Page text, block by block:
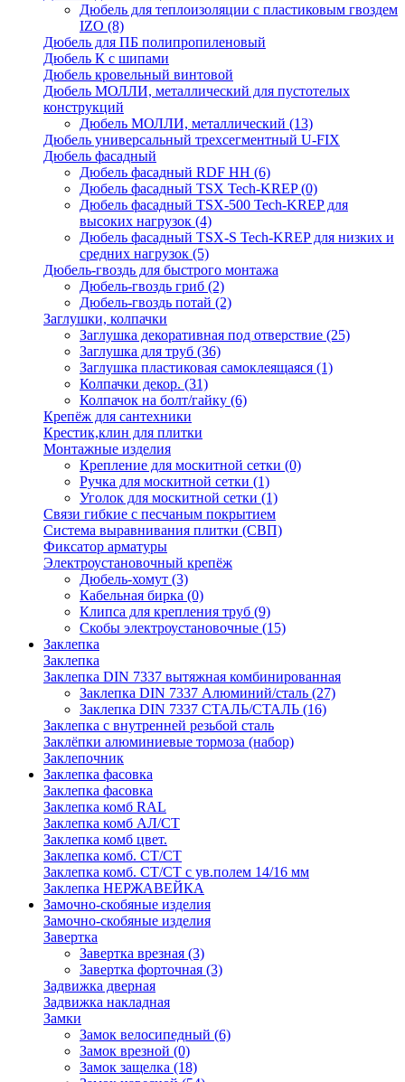
Дюбель для теплоизоляции с пластиковым гвоздем
IZO (8)
Дюбель для ПБ полипропиленовый
Дюбель К с шипами
Дюбель кровельный винтовой
Дюбель МОЛЛИ, металлический для пустотелых
конструкций
Дюбель МОЛЛИ, металлический (13)
Дюбель универсальный трехсегментный U-FIX
Дюбель фасадный
Дюбель фасадный RDF НН (6)
Дюбель фасадный TSX Tech-KREP(0)
Дюбель фасадный TSX-500 Tech-KREP для
высоких нагрузок (4)
Дюбель фасадный TSX-S Tech-KREP для низких и
средних нагрузок (5)
Дюбель-гвоздь для быстрого монтажа
Дюбель-гвоздь гриб (2)
Дюбель-гвоздь потай (2)
Заглушки, колпачки
Заглушка декоративная под отверствие (25)
Заглушка для труб (36)
Заглушка пластиковая самоклеящаяся (1)
Колпачки декор. (31)
Колпачок на болт/гайку (6)
Крепёж для сантехники
Крестик,клин для плитки
Монтажные изделия
Крепление для москитной сетки (0)
Ручка для москитной сетки (1)
Уголок для москитной сетки (1)
Связи гибкие с песчаным покрытием
Система выравнивания плитки (СВП)
Фиксатор арматуры
Электроустановочный крепёж
Дюбель-хомут (3)
Кабельная бирка (0)
Клипса для крепления труб (9)
Скобы электроустановочные (15)
Заклепка
Заклепка
Заклепка DIN 7337 вытяжная комбинированная
Заклепка DIN 7337 Алюминий/сталь (27)
Заклепка DIN 7337 СТАЛЬ/СТАЛЬ (16)
Заклепка с внутренней резьбой сталь
Заклёпки алюминиевые тормоза (набор)
Заклепочник
Заклепка фасовка
Заклепка фасовка
Заклепка комб RAL
Заклепка комб АЛ/СТ
Заклепка комб цвет.
Заклепка комб. СТ/СТ
Заклепка комб. СТ/СТ с ув.полем 14/16 мм
Заклепка НЕРЖАВЕЙКА
Замочно-скобяные изделия
Замочно-скобяные изделия
Завертка
Завертка врезная (3)
Завертка форточная (3)
Задвижка дверная
Задвижка накладная
Замки
Замок велосипедный (6)
Замок врезной (0)
Замок защелка (18)